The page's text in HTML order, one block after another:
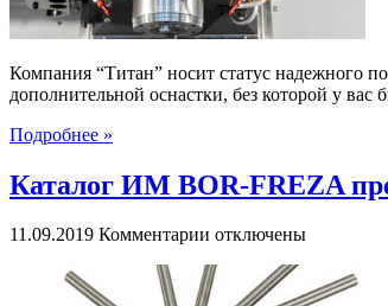
Компания “Титан” носит статус надежного
дополнительной оснастки, без которой у
Подробнее »
Каталог ИМ BOR-FREZA
11.09.2019 Комментарии к
Каталог
ИМ
отключены